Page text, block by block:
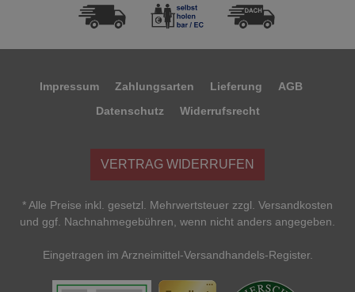
Impressum Zahlungsarten Lieferung
AGB
Datenschutz
Widerrufsrecht
VERTRAG WIDERRUFEN
* Alle Preise inkl. gesetzl. Mehrwertsteuer zzgl. Versandkosten
und ggf. Nachnahmegebühren, wenn nicht anders angegeben.
Eingetragen im Arzneimittel-Versandhandels-Register.